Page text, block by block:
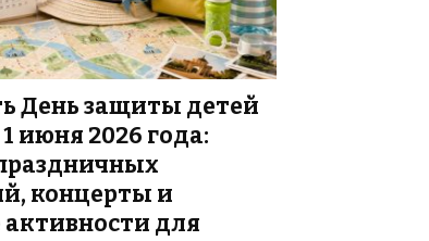
День защиты детей
июня 2026 года:
концерты и
для